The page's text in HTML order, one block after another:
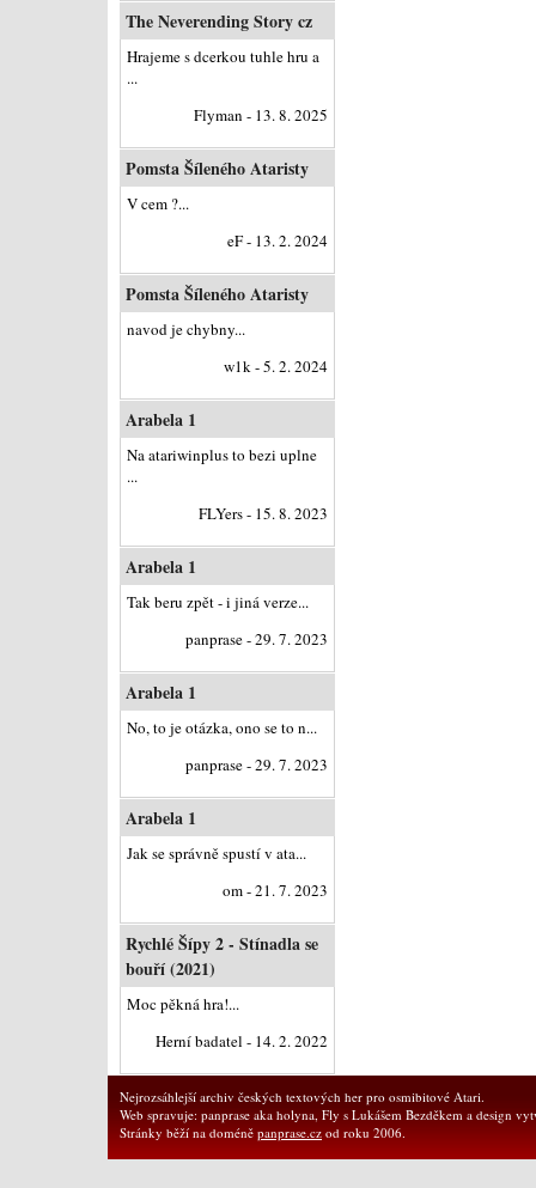
The Neverending Story cz
Hrajeme s dcerkou tuhle hru a
...
Flyman - 13. 8. 2025
Pomsta Šíleného Ataristy
V cem ?...
eF - 13. 2. 2024
Pomsta Šíleného Ataristy
navod je chybny...
w1k - 5. 2. 2024
Arabela 1
Na atariwinplus to bezi uplne
...
FLYers - 15. 8. 2023
Arabela 1
Tak beru zpět - i jiná verze...
panprase - 29. 7. 2023
Arabela 1
No, to je otázka, ono se to n...
panprase - 29. 7. 2023
Arabela 1
Jak se správně spustí v ata...
om - 21. 7. 2023
Rychlé Šípy 2 - Stínadla se
bouří (2021)
Moc pěkná hra!...
Herní badatel - 14. 2. 2022
Nejrozsáhlejší archiv českých textových her pro osmibitové Atari.
Web spravuje: panprase aka holyna, Fly s Lukášem Bezděkem a design
Stránky běží na doméně panprase.cz od roku 2006.